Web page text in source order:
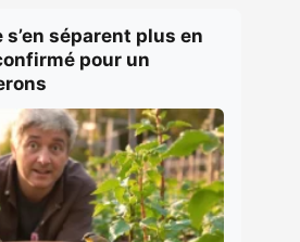
séparent plus en
pour un